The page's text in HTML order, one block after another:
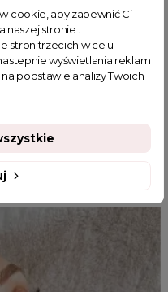
zimowe
cookie, aby zapewnić Ci
stronie .
stron trzecich w celu
wyświetlania reklam
podstawie analizy Twoich